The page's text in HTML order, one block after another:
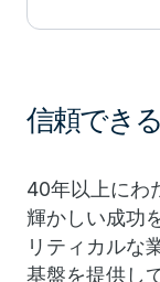
信頼でき
40年以上にわ
輝かしい成功
リティカルな
基盤を提供し